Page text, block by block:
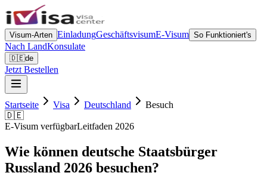
Visum-Arten EinladungGeschäftsvisumE-Visum So Funktioniert's
Nach LandKonsulate
🇩🇪de
Jetzt Bestellen
Startseite Visa Deutschland
Besuch
🇩🇪
E-Visum verfügbarLeitfaden 2026
Wie können deutsche Staatsbürger
Russland 2026 besuchen?